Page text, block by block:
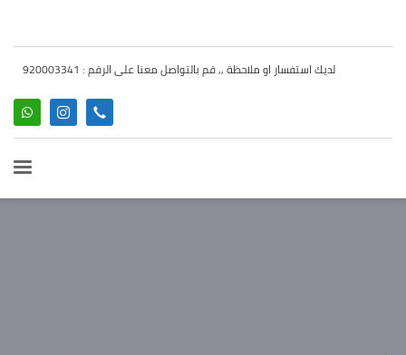
لديك استفسار او ملاحظة ,, قم بالتواصل معنا على الرقم : 920003341